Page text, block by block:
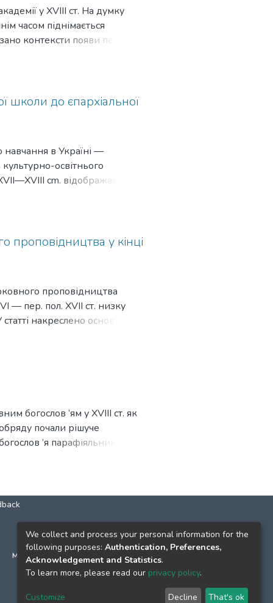
у XVIII ст. На думку
часом піднімається
контексти появи першої
долю випису дарчої.
школи до єпархіальної
навчання в Україні —
освітнього
cm. відображає
була поступова, однак
Релігійна та, почасти,
інтенсивний процес
Ця модель була
кодифікував Замойський
(відродження).
легенди» минулого
Руси-України» й Гетьманату
колегії й освітніх
проповідництва у кінці
проповідництва
— пер. пол. XVII ст. низку
накреслено основні
богослов ’ям у XVIII ст. як
почали рішуче
’я парафіяльними
морального богослов
контрастувало з
— від загальних правничих
богослов 7. Порівняно з
чітко показують разючу
окремішну унійну
КОНТАКТИ
м. Київ, вул. Григорія Сковороди, 2
к. 1, к. 120
We collect and process your personal information for the
following purposes: Authentication, Preferences,
Acknowledgement and Statistics.
To learn more, please read our privacy policy.
Customize Decline That's ok